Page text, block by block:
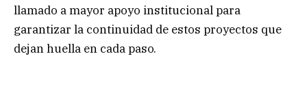
llamado a mayor apoyo institucional para
garantizar la continuidad de estos proyectos que
dejan huella en cada paso.